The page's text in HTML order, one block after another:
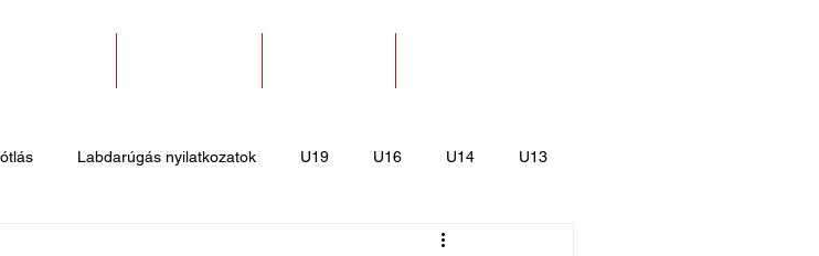
Labdarúgás nyilatkozatok U19 U16 U14 U13
Kajak-Kenu